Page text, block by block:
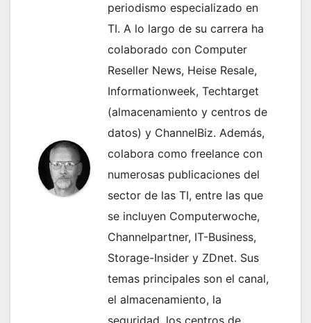
periodismo especializado en
TI. A lo largo de su carrera ha
colaborado con Computer
Reseller News, Heise Resale,
Informationweek, Techtarget
(almacenamiento y centros de
datos) y ChannelBiz. Además,
colabora como freelance con
numerosas publicaciones del
sector de las TI, entre las que
se incluyen Computerwoche,
Channelpartner, IT-Business,
Storage-Insider y ZDnet. Sus
temas principales son el canal,
el almacenamiento, la